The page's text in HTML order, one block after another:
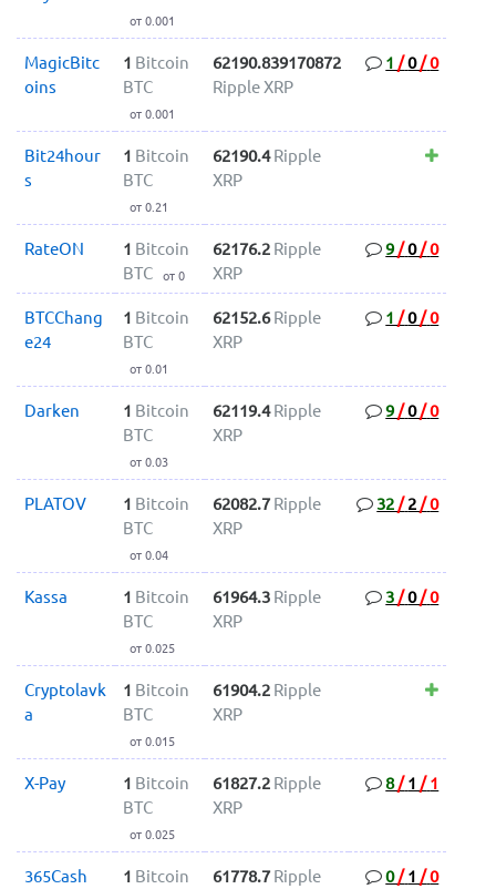
от 0.001
MagicBitc
oins
1 Bitcoin
BTC
от 0.001
62190.839170872
Ripple XRP
1 /0/0
Bit24hour
s
1 Bitcoin
BTC
от 0.21
62190.4 Ripple
XRP
RateON 1 Bitcoin
BTC
от 0
62176.2 Ripple
XRP
9 /0/0
BTCChang
e24
1 Bitcoin
BTC
от 0.01
62152.6 Ripple
XRP
1 /0/0
Darken 1 Bitcoin
BTC
от 0.03
62119.4 Ripple
XRP
9 /0/0
PLATOV 1 Bitcoin
BTC
от 0.04
62082.7 Ripple
XRP
32 / 2 /0
Kassa 1 Bitcoin
BTC
от 0.025
61964.3 Ripple
XRP
3 /0/0
Cryptolavk
a
1 Bitcoin
BTC
от 0.015
61904.2 Ripple
XRP
X-Pay 1 Bitcoin
BTC
от 0.025
61827.2 Ripple
XRP
8/ 1 / 1
365Cash 1 Bitcoin
61778.7 Ripple
0/ 1 /0